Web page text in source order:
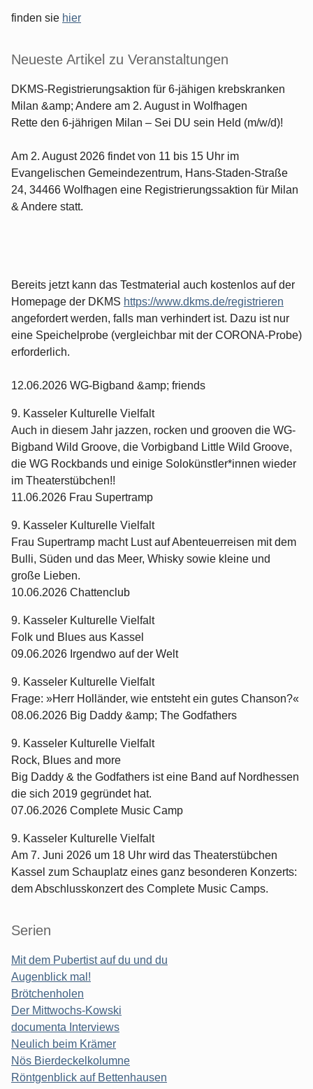
finden sie hier
Neueste Artikel zu Veranstaltungen
DKMS-Registrierungsaktion für 6-jähigen krebskranken
Milan &amp; Andere am 2. August in Wolfhagen
Rette den 6-jährigen Milan – Sei DU sein Held (m/w/d)!
Am 2. August 2026 findet von 11 bis 15 Uhr im
Evangelischen Gemeindezentrum, Hans-Staden-Straße
24, 34466 Wolfhagen eine Registrierungssaktion für Milan
& Andere statt.
Bereits jetzt kann das Testmaterial auch kostenlos auf der
Homepage der DKMS https://www.dkms.de/registrieren
angefordert werden, falls man verhindert ist. Dazu ist nur
eine Speichelprobe (vergleichbar mit der CORONA-Probe)
erforderlich.
12.06.2026 WG-Bigband &amp; friends
9. Kasseler Kulturelle Vielfalt
Auch in diesem Jahr jazzen, rocken und grooven die WG-
Bigband Wild Groove, die Vorbigband Little Wild Groove,
die WG Rockbands und einige Solokünstler*innen wieder
im Theaterstübchen!!
11.06.2026 Frau Supertramp
9. Kasseler Kulturelle Vielfalt
Frau Supertramp macht Lust auf Abenteuerreisen mit dem
Bulli, Süden und das Meer, Whisky sowie kleine und
große Lieben.
10.06.2026 Chattenclub
9. Kasseler Kulturelle Vielfalt
Folk und Blues aus Kassel
09.06.2026 Irgendwo auf der Welt
9. Kasseler Kulturelle Vielfalt
Frage: »Herr Holländer, wie entsteht ein gutes Chanson?«
08.06.2026 Big Daddy &amp; The Godfathers
9. Kasseler Kulturelle Vielfalt
Rock, Blues and more
Big Daddy & the Godfathers ist eine Band auf Nordhessen
die sich 2019 gegründet hat.
07.06.2026 Complete Music Camp
9. Kasseler Kulturelle Vielfalt
Am 7. Juni 2026 um 18 Uhr wird das Theaterstübchen
Kassel zum Schauplatz eines ganz besonderen Konzerts:
dem Abschlusskonzert des Complete Music Camps.
Serien
Mit dem Pubertist auf du und du
Augenblick mal!
Brötchenholen
Der Mittwochs-Kowski
documenta Interviews
Neulich beim Krämer
Nös Bierdeckelkolumne
Röntgenblick auf Bettenhausen